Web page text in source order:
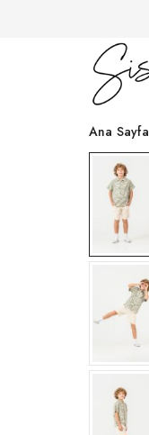
Ana Sayfa